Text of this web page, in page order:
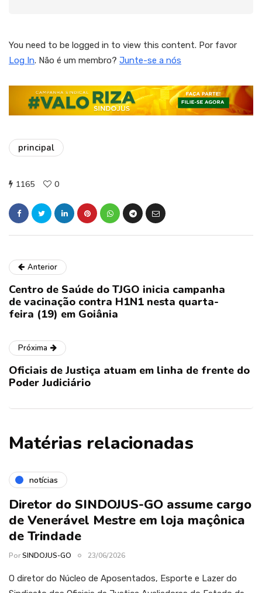
You need to be logged in to view this content. Por favor
Log In. Não é um membro? Junte-se a nós
principal
1165 0
Anterior
Centro de Saúde do TJGO inicia campanha
de vacinação contra H1N1 nesta quarta-
feira (19) em Goiânia
Próxima
Oficiais de Justiça atuam em linha de frente do
Poder Judiciário
Matérias relacionadas
notícias
Diretor do SINDOJUS-GO assume cargo
de Venerável Mestre em loja maçônica
de Trindade
PorSINDOJUS-GO 23/06/2026
O diretor do Núcleo de Aposentados, Esporte e Lazer do